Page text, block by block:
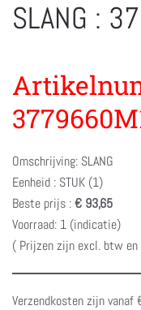
SLANG :
Omschrijving: SLANG
Eenheid : STUK (1)
Beste prijs :€ 93,65
Voorraad: 1 (indicatie)
( Prijzen zijn excl. btw
Verzendkosten zijn